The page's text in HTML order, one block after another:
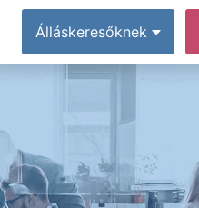
Álláskeresőknek